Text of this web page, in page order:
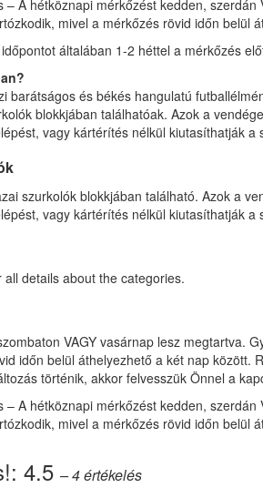
– A hétköznapi mérkőzést kedden,
mivel a mérkőzés rövid időn belül
általában 1-2 héttel a mérkőzés
barátságos és békés hangulatú
blokkjában találhatóak. Azok a
vagy kártérítés nélkül kiutasíthatják a
szurkolók blokkjában található. Azok a
vagy kártérítés nélkül kiutasíthatják
details about the categories.
VAGY vasárnap lesz megtartva.
időn belül áthelyezhető a két nap
történik, akkor felvesszük Önnel a
– A hétköznapi mérkőzést kedden,
mivel a mérkőzés rövid időn belül
4.5 – 4értékelés